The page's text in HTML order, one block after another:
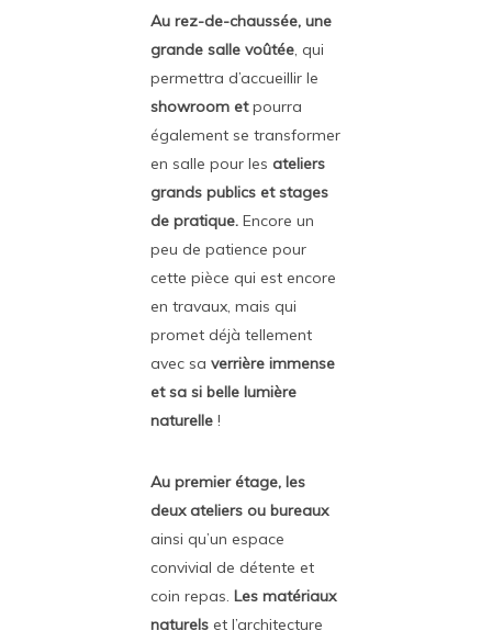
Au rez-de-chaussée, une
grande salle voûtée, qui
permettra d’accueillir le
showroom etpourra
également se transformer
en salle pour les ateliers
grands publics et stages
de pratique. Encore un
peu de patience pour
cette pièce qui est encore
en travaux, mais qui
promet déjà tellement
avec sa verrière immense
et sa si belle lumière
naturelle !
Au premier étage, les
deux ateliers ou bureaux
ainsi qu’un espace
convivial de détente et
coin repas. Les matériaux
naturels et l’architecture